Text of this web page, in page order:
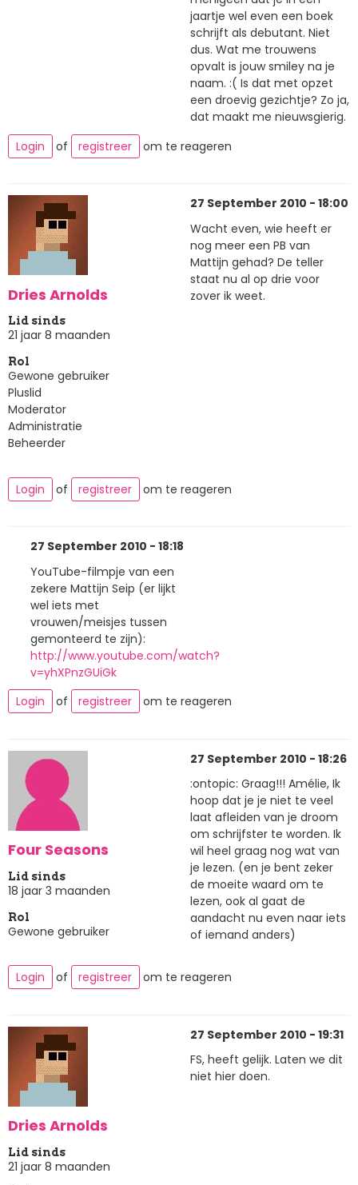
jaartje wel even een boek
schrijft als debutant. Niet
dus. Wat me trouwens
opvalt is jouw smiley na je
naam. :( Is dat met opzet
een droevig gezichtje? Zo ja,
dat maakt me nieuwsgierig.
Login
of registreer om te reageren
Dries Arnolds
Lid sinds
21 jaar 8 maanden
Rol
Gewone gebruiker
Pluslid
Moderator
Administratie
Beheerder
27 September 2010 - 18:00
Wacht even, wie heeft er
nog meer een PB van
Mattijn gehad? De teller
staat nu al op drie voor
zover ik weet.
Login of registreer om te reageren
27 September 2010 - 18:18
YouTube-filmpje van een
zekere Mattijn Seip (er lijkt
wel iets met
vrouwen/meisjes tussen
gemonteerd te zijn):
http://www.youtube.com/watch?
v=yhXPnzGUiGk
Login
of registreer om te reageren
Four Seasons
Lid sinds
18 jaar 3 maanden
Rol
Gewone gebruiker
27 September 2010 - 18:26
:ontopic: Graag!!! Amélie, Ik
hoop dat je je niet te veel
laat afleiden van je droom
om schrijfster te worden. Ik
wil heel graag nog wat van
je lezen. (en je bent zeker
de moeite waard om te
lezen, ook al gaat de
aandacht nu even naar iets
of iemand anders)
Login of registreer om te reageren
Dries Arnolds
Lid sinds
21 jaar 8 maanden
27 September 2010 - 19:31
FS, heeft gelijk. Laten we dit
niet hier doen.